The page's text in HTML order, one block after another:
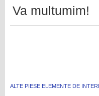
Va multumim!
ALTE PIESE ELEMENTE DE